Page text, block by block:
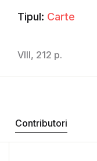
Tipul: Carte
VIII, 212 p.
Contributori